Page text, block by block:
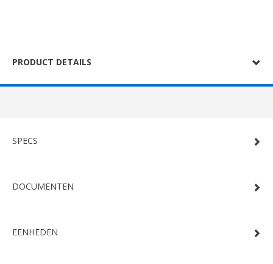
PRODUCT DETAILS
SPECS
DOCUMENTEN
EENHEDEN